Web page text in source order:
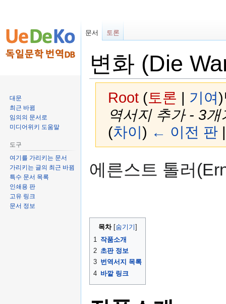
변화 (Die
Root (토론 | 기여)
역서지 추가 - 3
(차이) ← 이전 판|
러
가
색
기
에른스트 톨러
목차
1
작품소개
2 초판 정보
3 번역서지 목록
4 바깥 링크
문서 토론
대문
최근 바뀜
임의의 문서로
미디어위키 도움말
도구
여기를 가리키는 문서
가리키는 글의 최근 바뀜
특수 문서 목록
인쇄용 판
고유 링크
문서 정보